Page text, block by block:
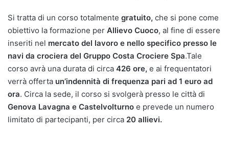
Si tratta di un corso totalmente gratuito, che si pone come
obiettivo la formazione per Allievo Cuoco, al fine di essere
inseriti nel mercato del lavoro e nello specifico presso le
navi da crociera del Gruppo Costa Crociere Spa.Tale
corso avrà una durata di circa 426 ore, e ai frequentatori
verrà offerta un’indennità di frequenza pari ad 1 euro ad
ora. Circa la sede, il corso si svolgerà presso le città di
Genova Lavagna e Castelvolturno e prevede un numero
limitato di partecipanti, per circa 20 allievi.